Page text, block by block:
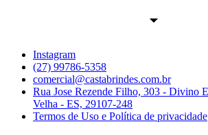
Instagram
(27) 99786-5358
comercial@castabrindes.com.br
Rua Jose Rezende Filho, 303 - Divino
Velha - ES, 29107-248
Termos de Uso e Política de privacidade